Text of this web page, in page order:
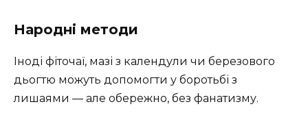
Народні методи
Іноді фіточаї, мазі з календули чи березового
дьогтю можуть допомогти у боротьбі з
лишаями — але обережно, без фанатизму.